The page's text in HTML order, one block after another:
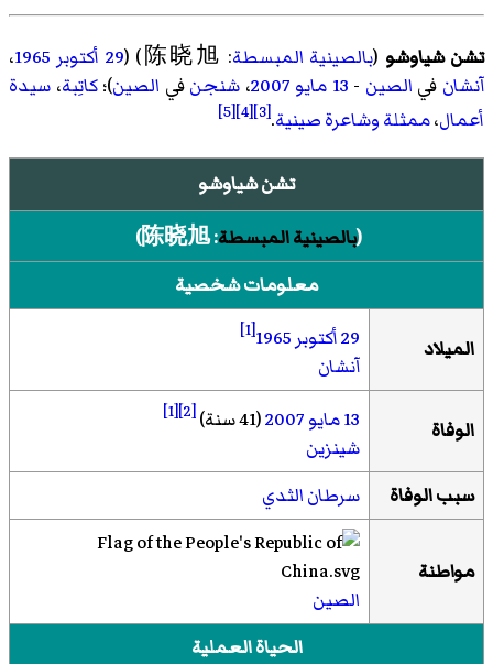
تشن شياوشو (بالصينية المبسطة:
陈晓旭
)‏ (29 أكتوبر 1965،
آنشان في الصين - 13 مايو 2007، شنجنفي الصين)؛كاتِبة، سيدة
أعمال،ممثلةوشاعرةصينية.
[3]
[4]
[5]
تشن شياوشو
(بالصينية المبسطة:
陈晓旭
)‏
معلومات شخصية
الميلاد 29 أكتوبر 1965
[1]
آنشان
الوفاة 13 مايو 2007(41 سنة) [2]
[1]
شينزين
سبب الوفاة
سرطان الثدي
مواطنة
الصين
الحياة العملية